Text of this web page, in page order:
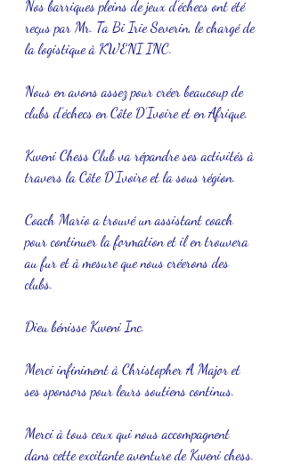
Nos barriques pleins de jeux d’échecs ont été
reçus par Mr. Ta Bi Irie Severin, le chargé de
la logistique à KWENI INC.
Nous en avons assez pour créer beaucoup de
clubs d’échecs en Côte D’Ivoire et en Afrique.
Kweni Chess Club va répandre ses activités à
travers la Côte D’Ivoire et la sous région.
Coach Mario a trouvé un assistant coach
pour continuer la formation et il en trouvera
au fur et à mesure que nous créerons des
clubs.
Dieu bénisse Kweni Inc.
Merci infiniment à Christopher A Major et
ses sponsors pour leurs soutiens continus.
Merci à tous ceux qui nous accompagnent
dans cette excitante aventure de Kweni chess.